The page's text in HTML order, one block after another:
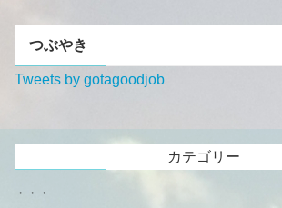
つぶやき
Tweets by gotagoodjob
カテゴリー
・・・